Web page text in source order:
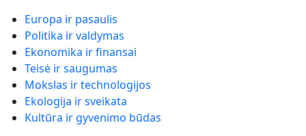
Europa ir pasaulis
Politika ir valdymas
Ekonomika ir finansai
Teisė ir saugumas
Mokslas ir technologijos
Ekologija ir sveikata
Kultūra ir gyvenimo būdas